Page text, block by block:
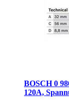
BOSCH 0
120A,